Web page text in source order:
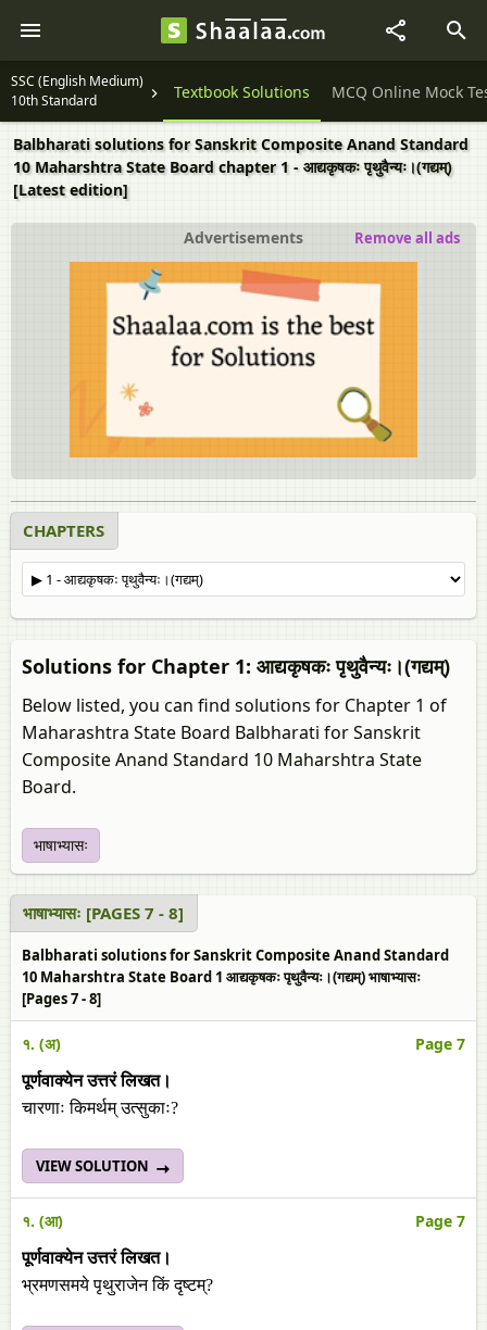
SSC (English Medium)
10th Standard
Question Papers Textbook Solutions MCQ Online Mock
Balbharati solutions for Sanskrit Composite Anand Standard
10 Maharshtra State Board chapter 1 - आद्यकृषकः पृथुवैन्यः।(गद्यम्‌)
[Latest edition]
Advertisements Remove all ads
CHAPTERS
Solutions for Chapter 1: आद्यकृषकः पृथुवैन्यः।(गद्यम्‌)
Below listed, you can find solutions for Chapter 1 of
Maharashtra State Board Balbharati for Sanskrit
Composite Anand Standard 10 Maharshtra State
Board.
भाषाभ्यासः
भाषाभ्यासः [PAGES 7 - 8]
Balbharati solutions for Sanskrit Composite Anand Standard
10 Maharshtra State Board 1 आद्यकृषकः पृथुवैन्यः।(गद्यम्‌) भाषाभ्यासः
[Pages 7 - 8]
१. (अ) Page 7
पूर्णवाक्येन उत्तरं लिखत।
चारणाः किमर्थम् उत्सुकाः?
VIEW SOLUTION
१. (आ) Page 7
पूर्णवाक्येन उत्तरं लिखत।
भ्रमणसमये पृथुराजेन किं दृष्टम्?